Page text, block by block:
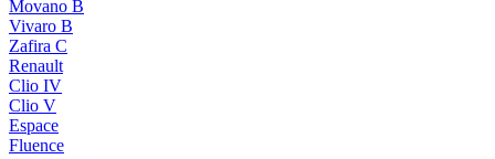
Movano B
Vivaro B
Zafira C
Renault
Clio IV
Clio V
Espace
Fluence